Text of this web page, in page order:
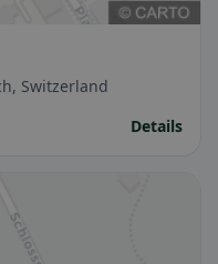
Switzerland
Details